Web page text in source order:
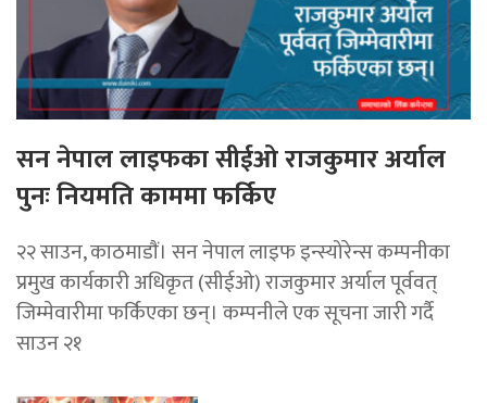
सन नेपाल लाइफका सीईओ राजकुमार अर्याल
पुनः नियमति काममा फर्किए
२२ साउन, काठमाडाैं। सन नेपाल लाइफ इन्स्योरेन्स कम्पनीका
प्रमुख कार्यकारी अधिकृत (सीईओ) राजकुमार अर्याल पूर्ववत्
जिम्मेवारीमा फर्किएका छन्। कम्पनीले एक सूचना जारी गर्दै
साउन २१